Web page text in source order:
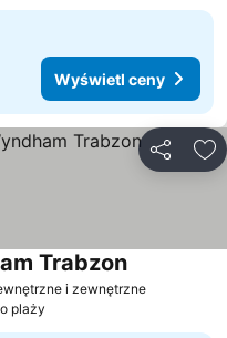
Wyświetl ceny
i zewnętrzne
Trabzon
plaży